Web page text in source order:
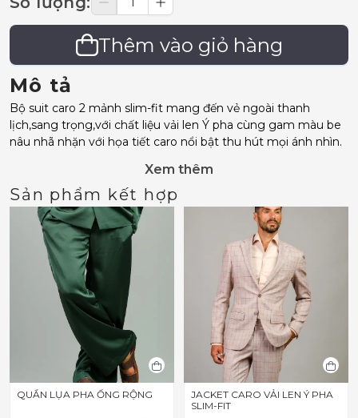
Thêm vào giỏ hàng
Mô tả
Bộ suit caro 2 mảnh slim-fit mang đến vẻ ngoài thanh
lịch,sang trọng,với chất liệu vải len Ý pha cùng gam màu be
nâu nhã nhặn với họa tiết caro nổi bật thu hút mọi ánh nhìn.
Xem thêm
Sản phẩm kết hợp
QUẦN LỤA PHA ỐNG RỘNG
JACKET CARO VẢI LEN Ý PHA
SLIM-FIT